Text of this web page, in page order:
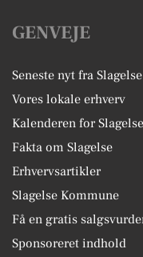
GENVEJE
Seneste nyt fra Slagelse
Vores lokale erhverv
Kalenderen for Slagelse
Fakta om Slagelse
Erhvervsartikler
Slagelse Kommune
Få en gratis
Sponsoreret indhold